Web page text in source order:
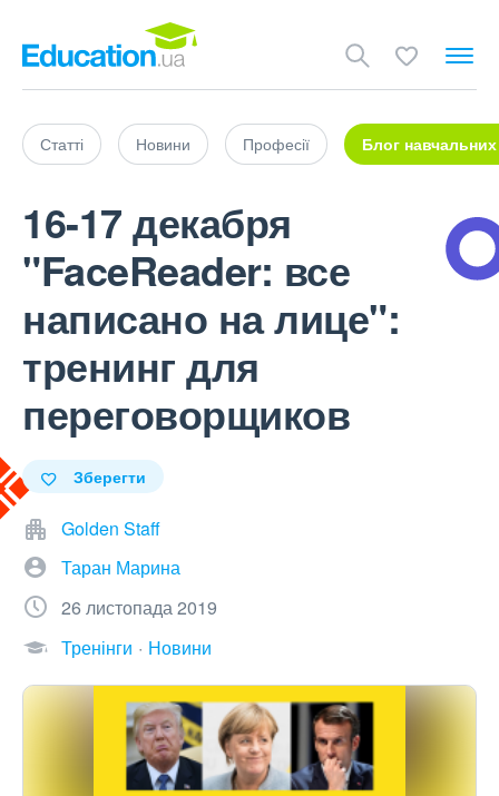
Статті Новини Професії Блог навчальних
16-17 декабря
"FaceReader: все
написано на лице":
тренинг для
переговорщиков
Зберегти
Golden Staff
Таран Марина
26 листопада 2019
Тренінги
Новини